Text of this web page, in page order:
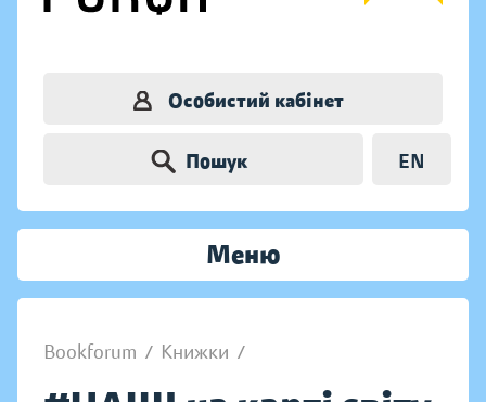
Особистий кабінет
Пошук EN
Меню
Bookforum / Книжки /